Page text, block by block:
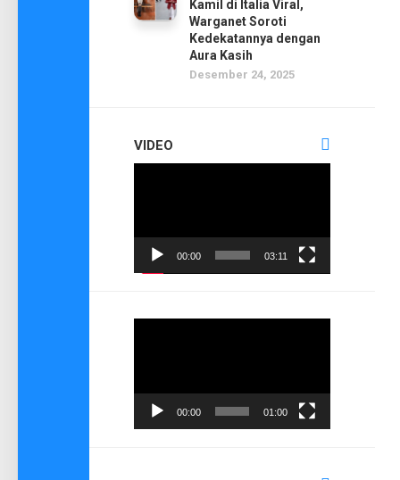
Kamil di Italia Viral,
Warganet Soroti
Kedekatannya dengan
Aura Kasih
Desember 24, 2025
VIDEO
00:00 03:11
00:00 01:00